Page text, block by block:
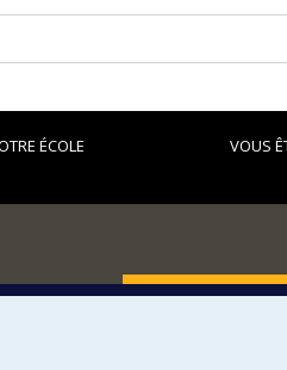
ÉCOLE VOUS
FACULTÉ DES ARTS